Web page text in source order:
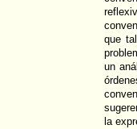
que
un
la